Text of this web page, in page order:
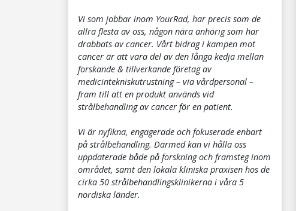
Vi som jobbar inom YourRad, har precis som de
allra flesta av oss, någon nära anhörig som har
drabbats av cancer. Vårt bidrag i kampen mot
cancer är att vara del av den långa kedja mellan
forskande & tillverkande företag av
medicintekniskutrustning – via vårdpersonal –
fram till att en produkt används vid
strålbehandling av cancer för en patient.
Vi är nyfikna, engagerade och fokuserade enbart
på strålbehandling. Därmed kan vi hålla oss
uppdaterade både på forskning och framsteg inom
området, samt den lokala kliniska praxisen hos de
cirka 50 strålbehandlingsklinikerna i våra 5
nordiska länder.